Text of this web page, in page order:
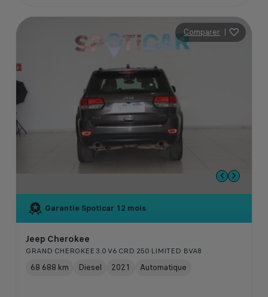
Comparer |
Garantie Spoticar 12 mois
Jeep Cherokee
GRAND CHEROKEE 3.0 V6 CRD 250 LIMITED BVA8
68 688 km Diesel 2021 Automatique